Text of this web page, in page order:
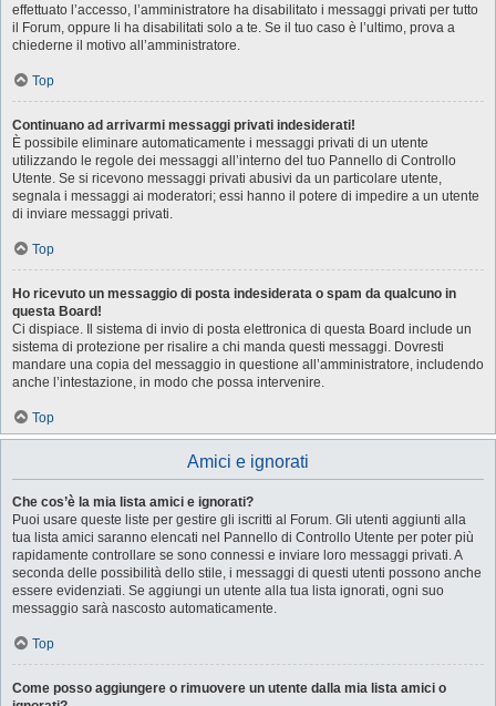
effettuato l’accesso, l’amministratore ha disabilitato i messaggi privati per tutto
il Forum, oppure li ha disabilitati solo a te. Se il tuo caso è l’ultimo, prova a
chiederne il motivo all’amministratore.
Top
Continuano ad arrivarmi messaggi privati indesiderati!
È possibile eliminare automaticamente i messaggi privati ​​di un utente
utilizzando le regole dei messaggi all’interno del tuo Pannello di Controllo
Utente. Se si ricevono messaggi privati ​​abusivi da un particolare utente,
segnala i messaggi ai moderatori; essi hanno il potere di impedire a un utente
di inviare messaggi privati​​.
Top
Ho ricevuto un messaggio di posta indesiderata o spam da qualcuno in
questa Board!
Ci dispiace. Il sistema di invio di posta elettronica di questa Board include un
sistema di protezione per risalire a chi manda questi messaggi. Dovresti
mandare una copia del messaggio in questione all’amministratore, includendo
anche l’intestazione, in modo che possa intervenire.
Top
Amici e ignorati
Che cos’è la mia lista amici e ignorati?
Puoi usare queste liste per gestire gli iscritti al Forum. Gli utenti aggiunti alla
tua lista amici saranno elencati nel Pannello di Controllo Utente per poter più
rapidamente controllare se sono connessi e inviare loro messaggi privati. A
seconda delle possibilità dello stile, i messaggi di questi utenti possono anche
essere evidenziati. Se aggiungi un utente alla tua lista ignorati, ogni suo
messaggio sarà nascosto automaticamente.
Top
Come posso aggiungere o rimuovere un utente dalla mia lista amici o